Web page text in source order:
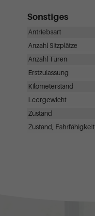
Sonstiges
Antriebsart
Anzahl Sitzplätze
Anzahl Türen
Erstzulassung
Kilometerstand
Leergewicht
Zustand
Zustand, Fahrfähigkeit